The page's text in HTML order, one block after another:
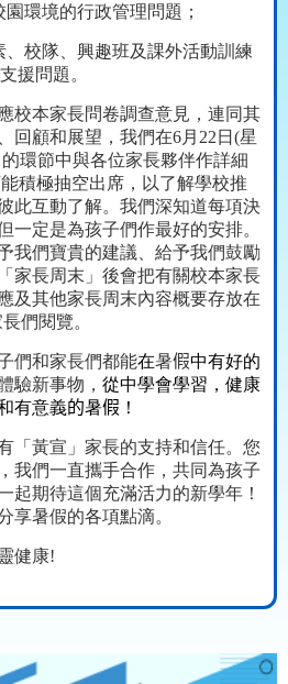
環境的行政管理問題；
校隊、興趣班及課外活動訓練
援問題。
校本家長問卷調查意見，連同其
回顧和展望，我們在6月 22 日 (星
環節中與各位家長夥伴作詳細
積極抽空出席，以了解學校推
此互動了解。我們深知道每項決
一定是為孩子們作最好的安排。
我們寶貴的建議、給予我們鼓勵
家長周末」後會把有關校本家長
及其他家長周末內容概要存放在
們閱覽。
們和家長們都能在暑假中有好的
驗新事物， 從中學會學習，健康
有意義的暑假 ！
「黃宣」家長的支持和信任。您
我們一直攜手合作，共同為孩子
起期待這個充滿活力的新學年！
享暑假的各項點滴。
健康!